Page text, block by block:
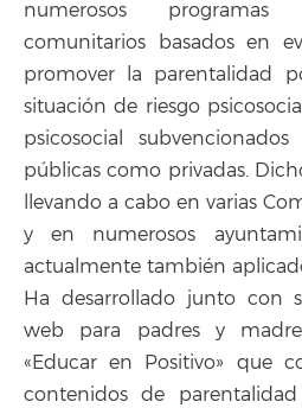
numerosos programas
comunitarios basados en
promover la parentalidad
situación de riesgo
psicosocial
públicas como privadas.
llevando a cabo en varias
y en numerosos
actualmente también
Ha desarrollado junto con
web para padres y
«Educar en Positivo» que
contenidos de